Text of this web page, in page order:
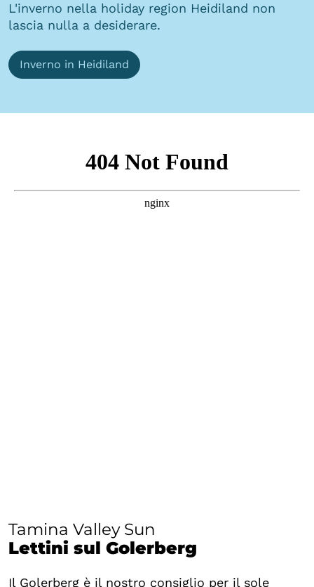
L'inverno nella holiday region Heidiland non
lascia nulla a desiderare.
Inverno in Heidiland
Tamina Valley Sun
Lettini sul Golerberg
Il Golerberg è il nostro consiglio per il sole